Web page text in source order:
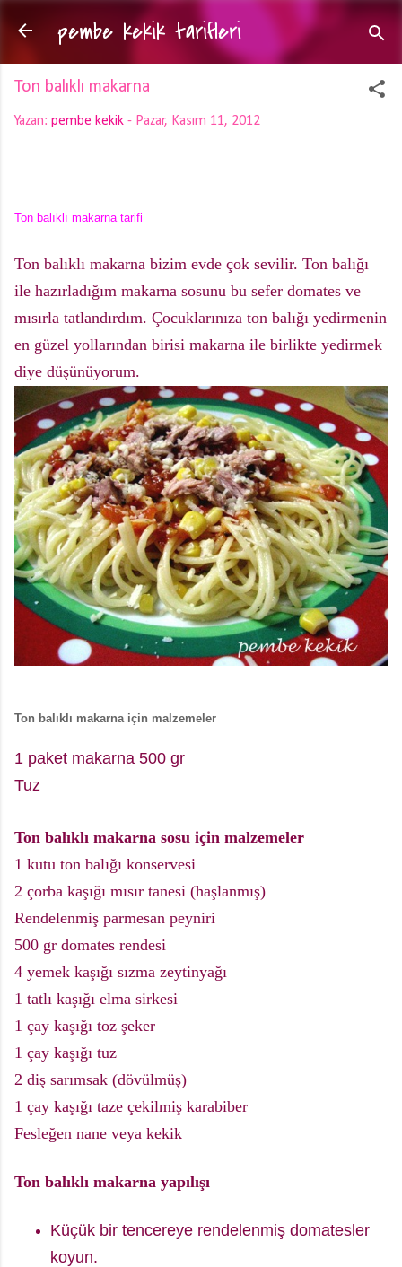
Ana içeriğe atla
pembe kekik tarifleri
Ton balıklı makarna
Yazan: pembe kekik - Pazar, Kasım 11, 2012
Ton balıklı makarna tarifi
Ton balıklı makarna bizim evde çok sevilir. Ton balığı
ile hazırladığım makarna sosunu bu sefer domates ve
mısırla tatlandırdım. Çocuklarınıza ton balığı yedirmenin
en güzel yollarından birisi makarna ile birlikte yedirmek
diye düşünüyorum.
Ton balıklı makarna için malzemeler
1 paket makarna 500 gr
Tuz
Ton balıklı makarna sosu için malzemeler
1 kutu ton balığı konservesi
2 çorba kaşığı mısır tanesi (haşlanmış)
Rendelenmiş parmesan peyniri
500 gr domates rendesi
4 yemek kaşığı sızma zeytinyağı
1 tatlı kaşığı elma sirkesi
1 çay kaşığı toz şeker
1 çay kaşığı tuz
2 diş sarımsak (dövülmüş)
1 çay kaşığı taze çekilmiş karabiber
Fesleğen nane veya kekik
Ton balıklı makarna yapılışı
Küçük bir tencereye rendelenmiş domatesler
koyun.